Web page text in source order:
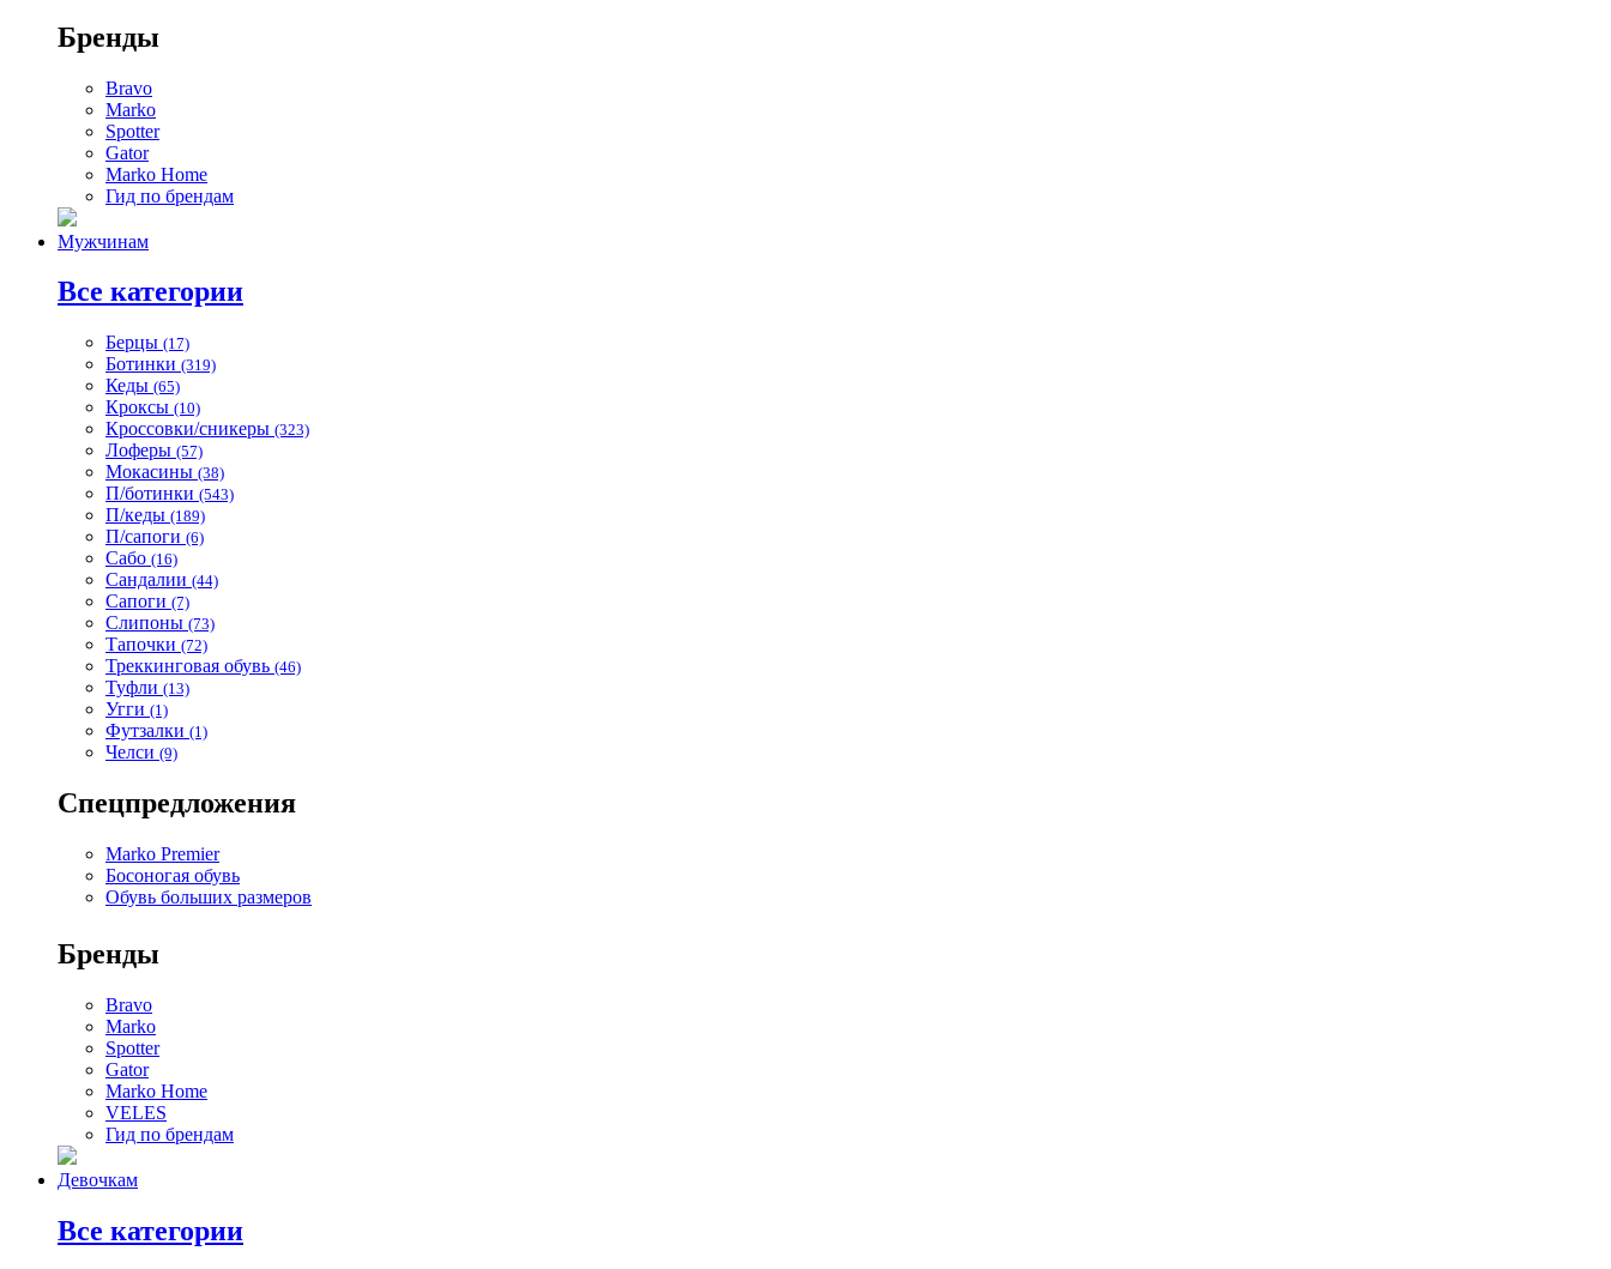
Бренды
Bravo
Marko
Spotter
Gator
Marko Home
Гид по брендам
Мужчинам
Все категории
Берцы (17)
Ботинки (319)
Кеды (65)
Кроксы (10)
Кроссовки/сникеры (323)
Лоферы (57)
Мокасины (38)
П/ботинки (543)
П/кеды (189)
П/сапоги (6)
Сабо (16)
Сандалии (44)
Сапоги (7)
Слипоны (73)
Тапочки (72)
Треккинговая обувь (46)
Туфли (13)
Угги (1)
Футзалки (1)
Челси (9)
Спецпредложения
Marko Premier
Босоногая обувь
Обувь больших размеров
Бренды
Bravo
Marko
Spotter
Gator
Marko Home
VELES
Гид по брендам
Девочкам
Все категории